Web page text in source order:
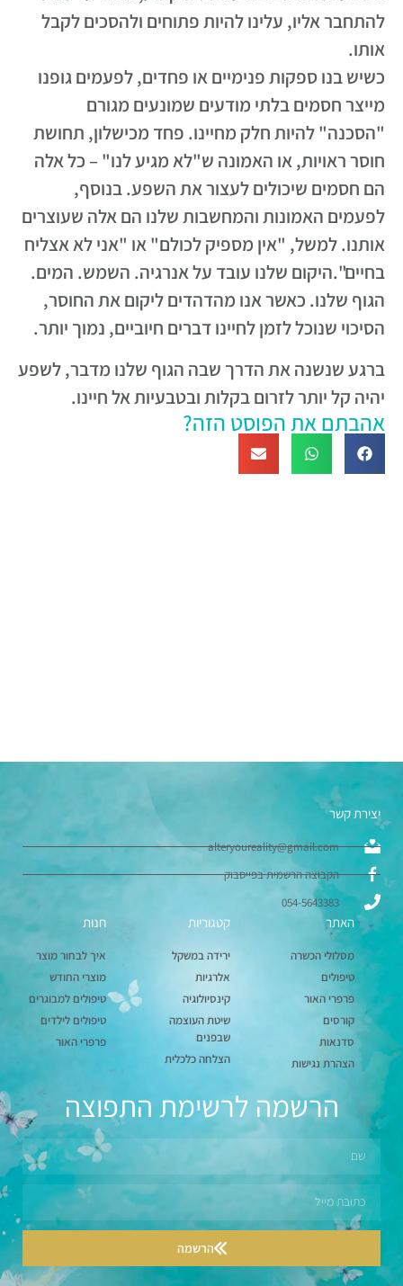
להתחבר אליו, עלינו להיות פתוחים ולהסכים לקבל
אותו.
כשיש בנו ספקות פנימיים או פחדים, לפעמים גופנו
מייצר חסמים בלתי מודעים שמונעים מגורם
"הסכנה" להיות חלק מחיינו. פחד מכישלון, תחושת
חוסר ראויות, או האמונה ש"לא מגיע לנו" – כל אלה
הם חסמים שיכולים לעצור את השפע. בנוסף,
לפעמים האמונות והמחשבות שלנו הם אלה שעוצרים
אותנו. למשל, "אין מספיק לכולם" או "אני לא אצליח
בחיים".היקום שלנו עובד על אנרגיה. השמש. המים.
הגוף שלנו. כאשר אנו מהדהדים ליקום את החוסר,
הסיכוי שנוכל לזמן לחיינו דברים חיוביים, נמוך יותר.
ברגע שנשנה את הדרך שבה הגוף שלנו מדבר, לשפע
יהיה קל יותר לזרום בקלות ובטבעיות אל חיינו.
אהבתם את הפוסט הזה?
יצירת קשר
alteryoureality@gmail.com
הקבוצה הרשמית בפייסבוק
054-5643383
האתר
מסלולי הכשרה
טיפולים
פרפרי האור
קורסים
סדנאות
הצהרת נגישות
קטגוריות
ירידה במשקל
אלרגיות
קינסיולוגיה
שיטת העוצמה
שבפנים
הצלחה כלכלית
חנות
איך לבחור מוצר
מוצרי החודש
טיפולים למבוגרים
טיפולים לילדים
פרפרי האור
הרשמה לרשימת התפוצה
הרשמה